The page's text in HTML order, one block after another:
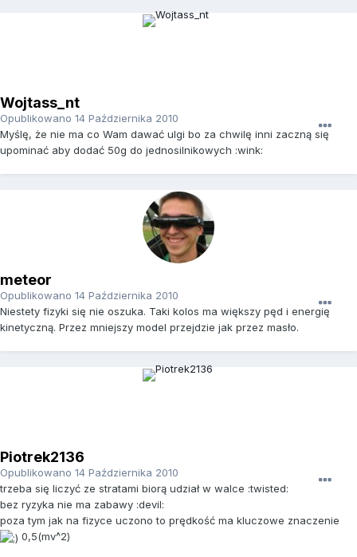
Wojtass_nt
Opublikowano 14 Października 2010
Myślę, że nie ma co Wam dawać ulgi bo za chwilę inni zaczną się
upominać aby dodać 50g do jednosilnikowych :wink:
meteor
Opublikowano 14 Października 2010
Niestety fizyki się nie oszuka. Taki kolos ma większy pęd i energię
kinetyczną. Przez mniejszy model przejdzie jak przez masło.
Piotrek2136
Opublikowano 14 Października 2010
trzeba się liczyć ze stratami biorą udział w walce :twisted:
bez ryzyka nie ma zabawy :devil:
poza tym jak na fizyce uczono to prędkość ma kluczowe znaczenie
0,5(mv^2)